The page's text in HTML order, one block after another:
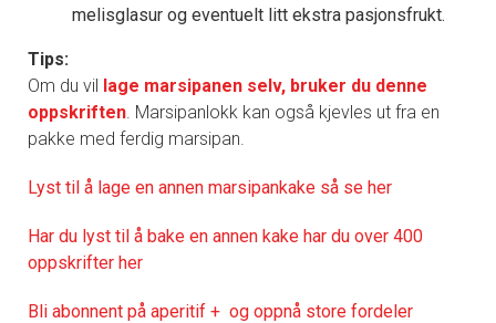
melisglasur og eventuelt litt ekstra pasjonsfrukt.
Tips:
Om du vil lage marsipanen selv, bruker du denne
oppskriften. Marsipanlokk kan også kjevles ut fra en
pakke med ferdig marsipan.
Lyst til å lage en annen marsipankake så se her
Har du lyst til å bake en annen kake har du over 400
oppskrifter her
Bli abonnent på aperitif + og oppnå store fordeler